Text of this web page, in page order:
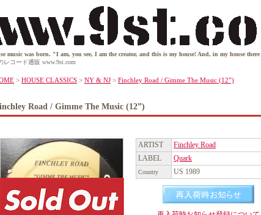
"I am, you see, I am the creator, and this is my house! And, in my house there
レコード通販 www.9st.com
> HOUSE CLASSICS > NY & NJ > Finchley Road / Gimme The Music (12”)
Road / Gimme The Music (12”)
ARTIST
Finchley Road
LABEL
Quark
Country US 1989